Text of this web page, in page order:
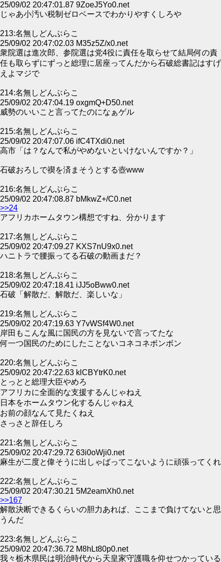
25/09/02 20:47:01.87 9ZoeJ5Yo0.net
じゃあ小汚い税制ゼロベースでわかりやすくしろや
213:名無しどんぶらこ
25/09/02 20:47:02.03 M35z5Z/x0.net
衆院選は進次郎、参院選は党4役に責任を取らせて結局何の責
任も取らずにずっと総理に居座ってんだから石破総書記はすげ
えよマジで
214:名無しどんぶらこ
25/09/02 20:47:04.19 oxgmQ+D50.net
威勢のいいこと言ってたのになぁゲル
215:名無しどんぶらこ
25/09/02 20:47:07.06 ifC4TXdi0.net
高市「は？なんで私がやめないといけないんですか？」
石破おろしで禊を済まそうとする壺www
216:名無しどんぶらこ
25/09/02 20:47:08.87 bMkwZ+/C0.net
>>24
アフリカホームタウン構想ですね、分かります
217:名無しどんぶらこ
25/09/02 20:47:09.27 KXS7nU9x0.net
ハニトラで腰振ってる石破の動画まだ？
218:名無しどんぶらこ
25/09/02 20:47:18.41 iJJ5oBww0.net
石破「解散だ、解散だ、楽しいな」
219:名無しどんぶらこ
25/09/02 20:47:19.63 Y7vWSf4W0.net
岸田もこんな風に国民の方を見ないで言ってたな
何一つ国民のためにしたことないコネコネボンボン
220:名無しどんぶらこ
25/09/02 20:47:22.63 klCBYtrK0.net
とっとと総理大臣やめろ
アフリカに全面的な支援するんじゃねえ
日本をホームタウン化するんじゃねえ
お前の顔なんて見たくねえ
さっさと辞任しろ
221:名無しどんぶらこ
25/09/02 20:47:29.72 63i0oWji0.net
麻生が二度と偉そうに出しゃばってこないように頑張ってくれ
222:名無しどんぶらこ
25/09/02 20:47:30.21 5M2eamXh0.net
>>167
解散決断できるくらいの胆力あれば、ここまで負けてないと思
うんだ
223:名無しどんぶらこ
25/09/02 20:47:36.72 M8hLt80p0.net
我々栃木県民は明治時代から天皇家守護職を仰せつかっている